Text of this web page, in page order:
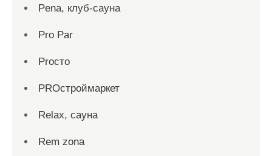
Pena, клуб-сауна
Pro Par
Proсто
PROстроймаркет
Relax, сауна
Rem zona